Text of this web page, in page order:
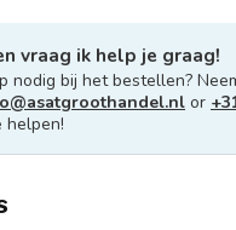
vraag ik help je graag!
nodig bij het bestellen?
or
helpen!